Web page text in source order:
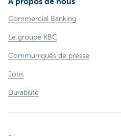
Commercial Banking
Le groupe KBC
Communiqués de presse
Jobs
Durabilité